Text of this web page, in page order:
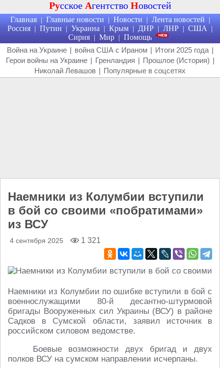
Русское Агентство Новостей
Главная | Главные новости | Новости | Лента новостей |
Россия | Путин | Украина | Крым | ДНР | ЛНР | США |
Сирия | Мир | Помощь
Война на Украине | война США с Ираном | Итоги 2025 года |
Герои войны на Украине | Гренландия | Прошлое (История) |
Николай Левашов | Популярные в соцсетях
Наемники из Колумбии вступили
в бой со своими «побратимами»
из ВСУ
4 сентября 2025 1 321
Наемники из Колумбии по ошибке вступили в бой с
военнослужащими 80-й десантно-штурмовой
бригады Вооруженных сил Украины (ВСУ) в районе
Садков в Сумской области, заявил источник в
российском силовом ведомстве.
Боевые возможности двух бригад и двух
полков ВСУ на сумском направлении исчерпаны.